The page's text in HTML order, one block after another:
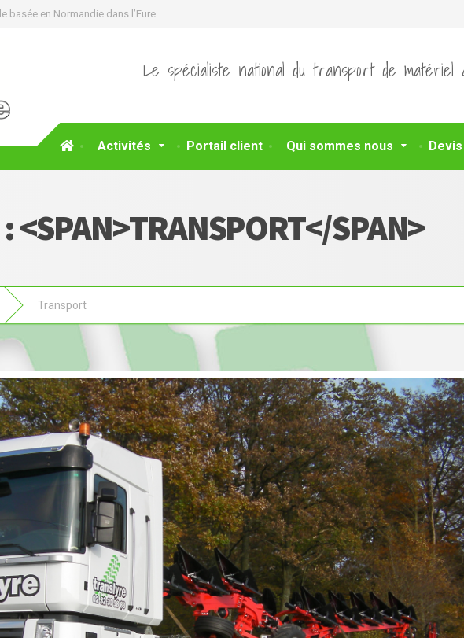
basée en Normandie dans l’Eure
Activités Portail client Qui sommes nous Devis
Le spécialiste national du transport de matériel
: <SPAN>TRANSPORT</SPAN>
Transport